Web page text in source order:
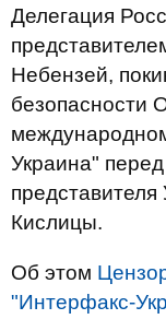
Делегация
Небензей,
безопасности
Украина"
Кислицы.
Об этом
"Интерфакс-